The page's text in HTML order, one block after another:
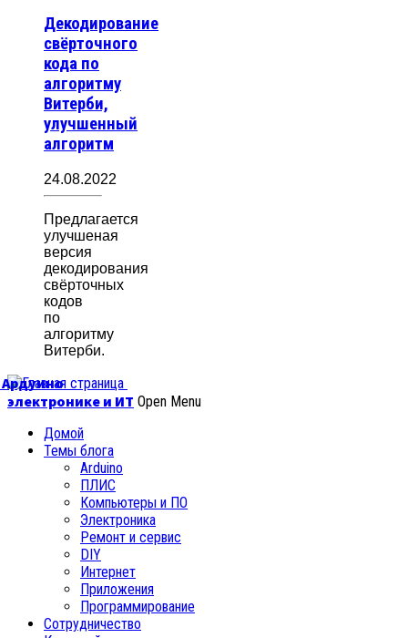
Декодирование
свёрточного
кода по
алгоритму
Витерби,
улучшенный
алгоритм
24.08.2022
Предлагается
улучшеная
версия
декодирования
свёрточных
кодов
по
алгоритму
Витерби.
Ардуино
электронике и ИТ Open Menu
Домой
Темы блога
Arduino
ПЛИС
Компьютеры и ПО
Электроника
Ремонт и сервис
DIY
Интернет
Приложения
Программирование
Сотрудничество